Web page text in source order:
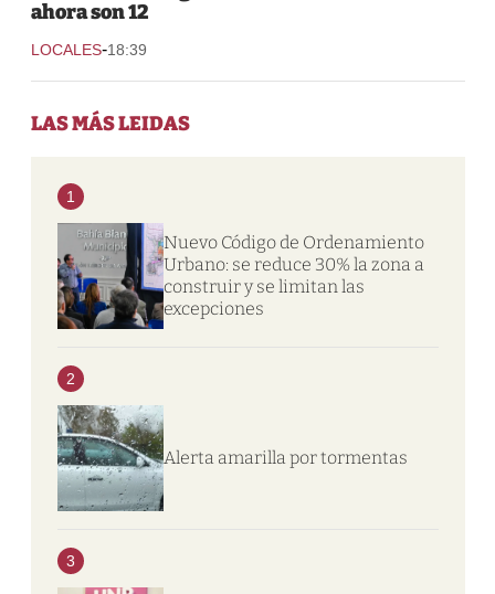
ahora son 12
LOCALES-18:39
LAS MÁS LEIDAS
1
Nuevo Código de Ordenamiento
Urbano: se reduce 30% la zona a
construir y se limitan las
excepciones
2
Alerta amarilla por tormentas
3